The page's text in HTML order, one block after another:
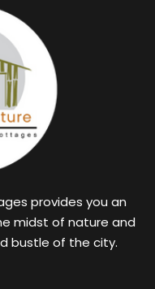
provides you an
midst of nature and
bustle of the city.